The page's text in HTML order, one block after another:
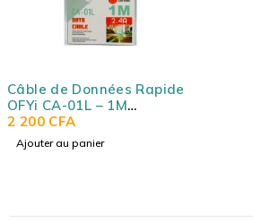
Câble de Données Rapide
OFYi CA-01L – 1M
Lightning (2.4A)
2 200 CFA
Ajouter au panier